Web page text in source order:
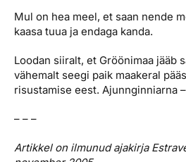
Mul on hea meel, et saan nende
kaasa tuua ja endaga kanda.
Loodan siiralt, et Gröönimaa jääb
vähemalt seegi paik maakeral
risustamise eest. Ajunnginniarna
– – –
Artikkel on ilmunud ajakirja